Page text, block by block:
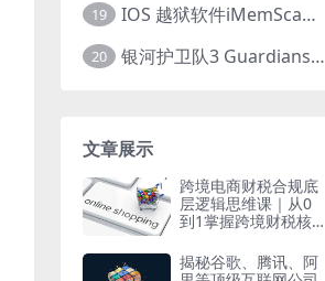
19 IOS 越狱软件iMemScan version1.2.6 游戏内存修改器
20 银河护卫队3 Guardians of the Galaxy Vol. 3 (2023)4K高清资源1080p只分享精品
文章展示
跨境电商财税合规底
层逻辑思维课｜从0
到1掌握跨境财税核
揭秘谷歌、腾讯、阿